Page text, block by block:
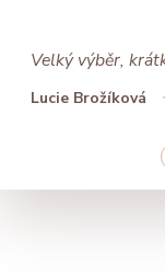
Velký výběr,
Lucie Brožíková